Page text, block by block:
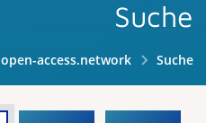
Suche
open-access.network Suche